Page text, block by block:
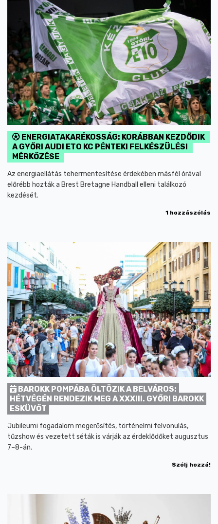
ENERGIATAKARÉKOSSÁG: KORÁBBAN KEZDŐDIK
A GYŐRI AUDI ETO KC PÉNTEKI FELKÉSZÜLÉSI
MÉRKŐZÉSE
Az energiaellátás tehermentesítése érdekében másfél órával
előrébb hozták a Brest Bretagne Handball elleni találkozó
kezdését.
1 hozzászólás
BAROKK POMPÁBA ÖLTÖZIK A BELVÁROS:
HÉTVÉGÉN RENDEZIK MEG A XXXIII. GYŐRI BAROKK
ESKÜVŐT
Jubileumi fogadalom megerősítés, történelmi felvonulás,
tűzshow és vezetett séták is várják az érdeklődőket augusztus
7–8-án.
Szólj hozzá!